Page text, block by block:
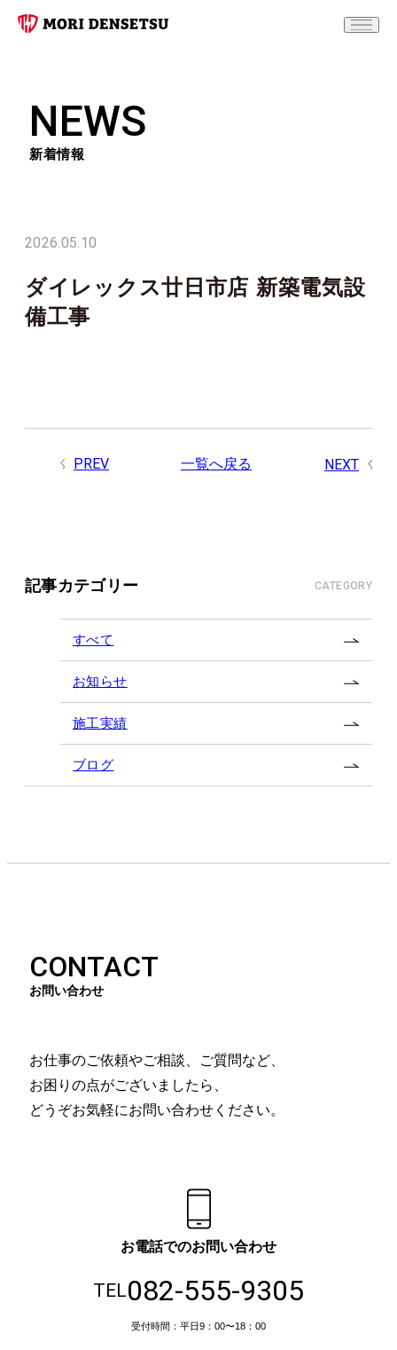
NEWS
新着情報
記事カテゴリー CATEGORY
すべて
お知らせ
施工実績
ブログ
2026.05.10
ダイレックス廿日市店 新築電気設
備工事
PREV 一覧へ戻る NEXT
CONTACT
お問い合わせ
お仕事のご依頼やご相談、ご質問など、
お困りの点がございましたら、
どうぞお気軽にお問い合わせください。
お電話でのお問い合わせ
TEL082-555-9305
受付時間：平日9：00〜18：00